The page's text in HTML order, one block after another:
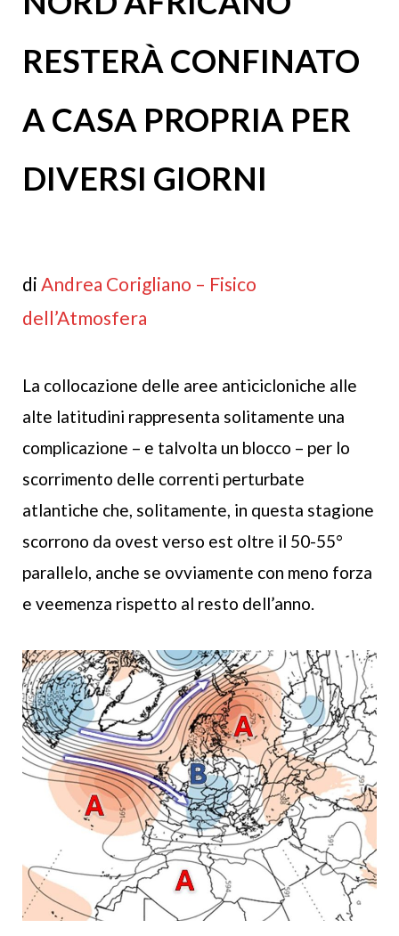
RESTERÀ CONFINATO
A CASA PROPRIA PER
DIVERSI GIORNI
di Andrea Corigliano – Fisico
dell’Atmosfera
La collocazione delle aree anticicloniche alle
alte latitudini rappresenta solitamente una
complicazione – e talvolta un blocco – per lo
scorrimento delle correnti perturbate
atlantiche che, solitamente, in questa stagione
scorrono da ovest verso est oltre il 50-55°
parallelo, anche se ovviamente con meno forza
e veemenza rispetto al resto dell’anno.